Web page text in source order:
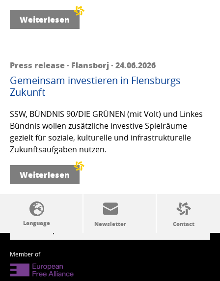
Weiterlesen
Press release · Flansborj· 24.06.2026
Gemeinsam investieren in Flensburgs
Zukunft
SSW, BÜNDNIS 90/DIE GRÜNEN (mit Volt) und Linkes
Bündnis wollen zusätzliche investive Spielräume
gezielt für soziale, kulturelle und infrastrukturelle
Zukunftsaufgaben nutzen.
Weiterlesen
SSW politics from A to Z
Member of